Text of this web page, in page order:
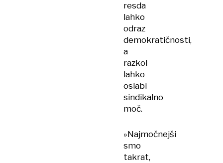
resda
lahko
odraz
demokratičnosti,
a
razkol
lahko
oslabi
sindikalno
moč.
»Najmočnejši
smo
takrat,